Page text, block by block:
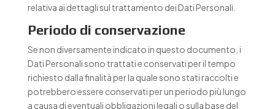
relativa ai dettagli sul trattamento dei Dati Personali.
Periodo di conservazione
Se non diversamente indicato in questo documento, i
Dati Personali sono trattati e conservati per il tempo
richiesto dalla finalità per la quale sono stati raccolti e
potrebbero essere conservati per un periodo più lungo
a causa di eventuali obbligazioni legali o sulla base del